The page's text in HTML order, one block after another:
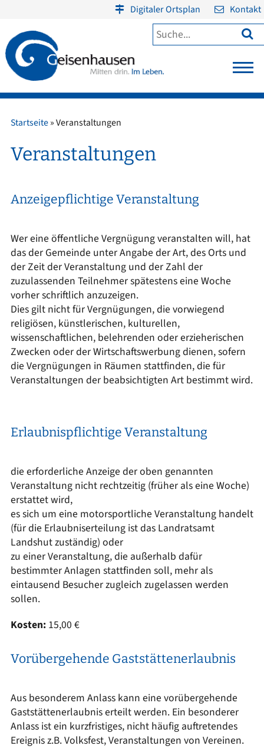
Digitaler Ortsplan Kontakt

Startseite»Veranstaltungen
Veranstaltungen
Anzeigepflichtige Veranstaltung
Wer eine öffentliche Vergnügung veranstalten will, hat
das der Gemeinde unter Angabe der Art, des Orts und
der Zeit der Veranstaltung und der Zahl der
zuzulassenden Teilnehmer spätestens eine Woche
vorher schriftlich anzuzeigen.
Dies gilt nicht für Vergnügungen, die vorwiegend
religiösen, künstlerischen, kulturellen,
wissenschaftlichen, belehrenden oder erzieherischen
Zwecken oder der Wirtschaftswerbung dienen, sofern
die Vergnügungen in Räumen stattfinden, die für
Veranstaltungen der beabsichtigten Art bestimmt wird.
Erlaubnispflichtige Veranstaltung
die erforderliche Anzeige der oben genannten
Veranstaltung nicht rechtzeitig (früher als eine Woche)
erstattet wird,
es sich um eine motorsportliche Veranstaltung handelt
(für die Erlaubniserteilung ist das Landratsamt
Landshut zuständig) oder
zu einer Veranstaltung, die außerhalb dafür
bestimmter Anlagen stattfinden soll, mehr als
eintausend Besucher zugleich zugelassen werden
sollen.
Kosten: 15,00 €
Vorübergehende Gaststättenerlaubnis
Aus besonderem Anlass kann eine vorübergehende
Gaststättenerlaubnis erteilt werden. Ein besonderer
Anlass ist ein kurzfristiges, nicht häufig auftretendes
Ereignis z.B. Volksfest, Veranstaltungen von Vereinen.